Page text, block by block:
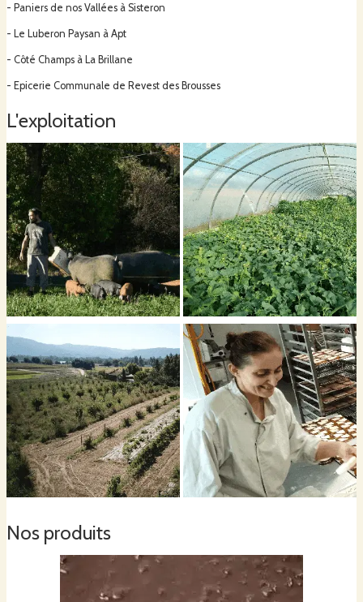
- Paniers de nos Vallées à Sisteron
- Le Luberon Paysan à Apt
- Côté Champs à La Brillane
- Epicerie Communale de Revest des Brousses
L'exploitation
Nos produits